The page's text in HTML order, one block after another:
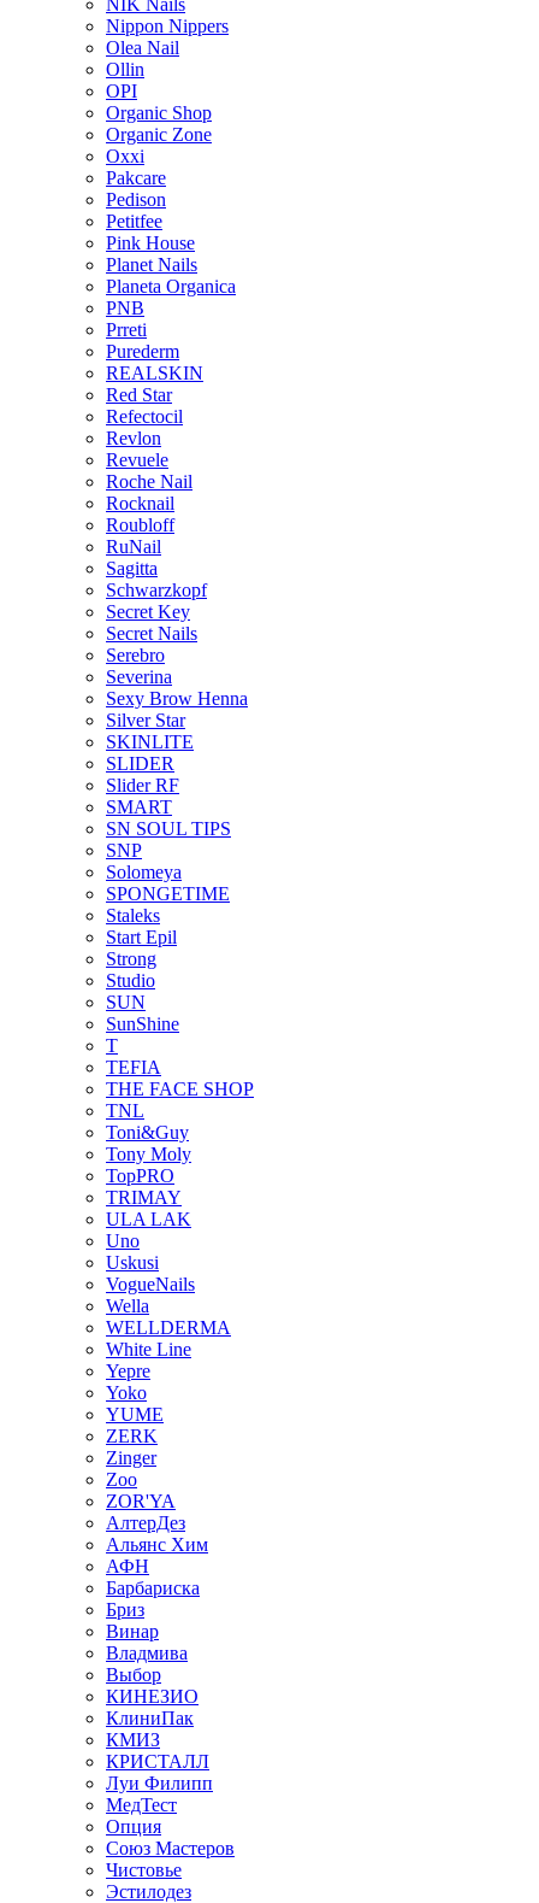
NIK Nails
Nippon Nippers
Olea Nail
Ollin
OPI
Organic Shop
Organic Zone
Oxxi
Pakcare
Pedison
Petitfee
Pink House
Planet Nails
Planeta Organica
PNB
Prreti
Purederm
REALSKIN
Red Star
Refectocil
Revlon
Revuele
Roche Nail
Rocknail
Roubloff
RuNail
Sagitta
Schwarzkopf
Secret Key
Secret Nails
Serebro
Severina
Sexy Brow Henna
Silver Star
SKINLITE
SLIDER
Slider RF
SMART
SN SOUL TIPS
SNP
Solomeya
SPONGETIME
Staleks
Start Epil
Strong
Studio
SUN
SunShine
T
TEFIA
THE FACE SHOP
TNL
Toni&Guy
Tony Moly
TopPRO
TRIMAY
ULA LAK
Uno
Uskusi
VogueNails
Wella
WELLDERMA
White Line
Yepre
Yoko
YUME
ZERK
Zinger
Zoo
ZOR'YA
АлтерДез
Альянс Хим
АФН
Барбариска
Бриз
Винар
Владмива
Выбор
КИНЕЗИО
КлиниПак
КМИЗ
КРИСТАЛЛ
Луи Филипп
МедТест
Опция
Союз Мастеров
Чистовье
Эстилодез